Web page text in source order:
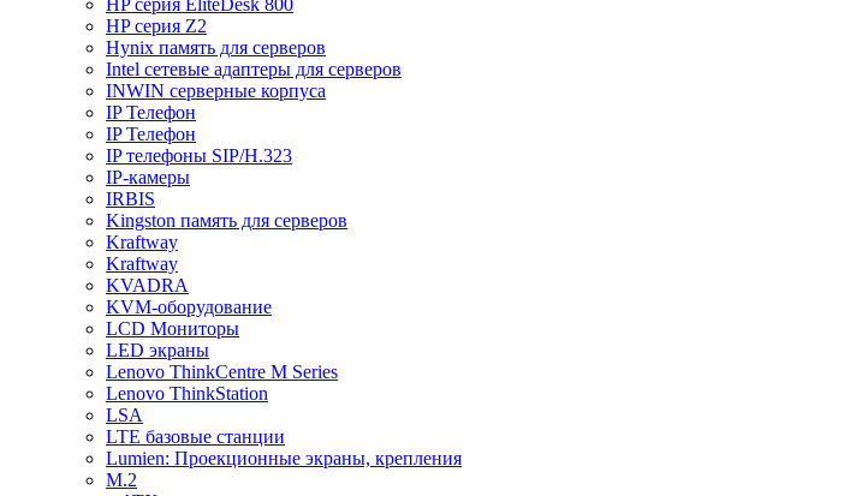
HP серия Z2
Hynix память для серверов
Intel сетевые адаптеры для серверов
INWIN серверные корпуса
IP Телефон
IP Телефон
IP телефоны SIP/H.323
IP-камеры
IRBIS
Kingston память для серверов
Kraftway
Kraftway
KVADRA
KVM-оборудование
LCD Мониторы
LED экраны
Lenovo ThinkCentre M Series
Lenovo ThinkStation
LSA
LTE базовые станции
Lumien: Проекционные экраны, крепления
M.2